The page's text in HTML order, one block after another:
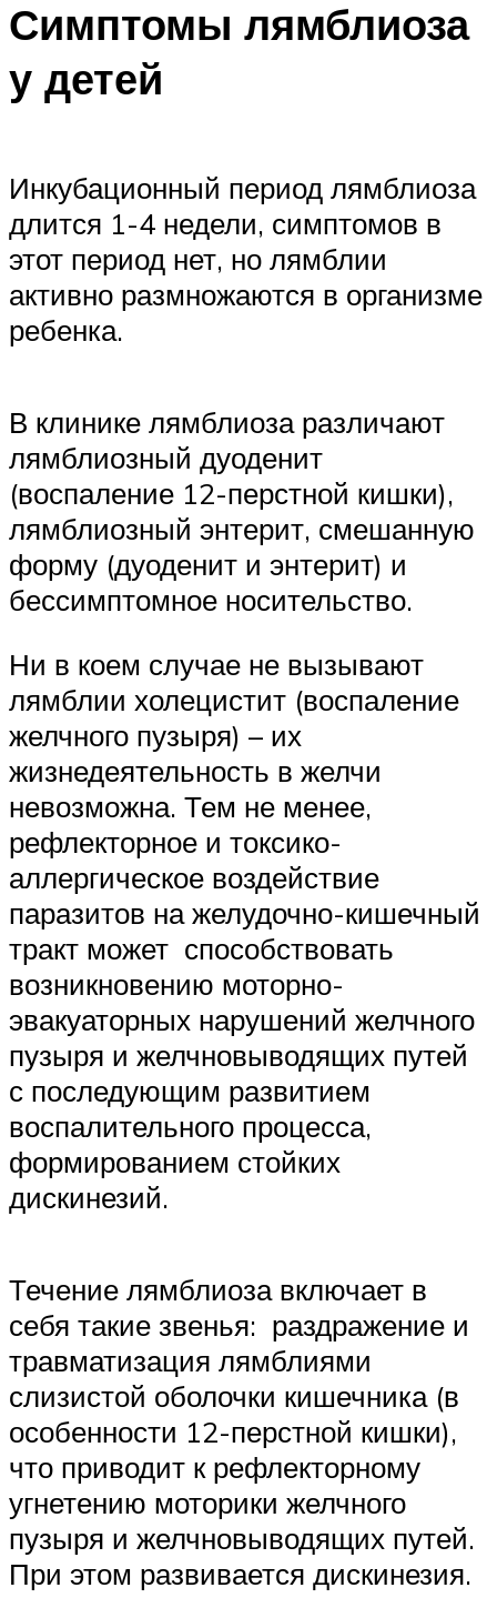
Симптомы лямблиоза
у детей
Инкубационный период лямблиоза
длится 1-4 недели, симптомов в
этот период нет, но лямблии
активно размножаются в организме
ребенка.
В клинике лямблиоза различают
лямблиозный дуоденит
(воспаление 12-перстной кишки),
лямблиозный энтерит, смешанную
форму (дуоденит и энтерит) и
бессимптомное носительство.
Ни в коем случае не вызывают
лямблии холецистит (воспаление
желчного пузыря) – их
жизнедеятельность в желчи
невозможна. Тем не менее,
рефлекторное и токсико-
аллергическое воздействие
паразитов на желудочно-кишечный
тракт может способствовать
возникновению моторно-
эвакуаторных нарушений желчного
пузыря и желчновыводящих путей
с последующим развитием
воспалительного процесса,
формированием стойких
дискинезий.
Течение лямблиоза включает в
себя такие звенья: раздражение и
травматизация лямблиями
слизистой оболочки кишечника (в
особенности 12-перстной кишки),
что приводит к рефлекторному
угнетению моторики желчного
пузыря и желчновыводящих путей.
При этом развивается дискинезия.